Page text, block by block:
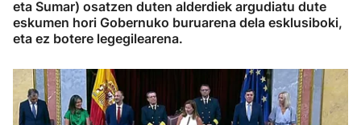
eta Sumar) osatzen duten alderdiek argudiatu dute
eskumen hori Gobernuko buruarena dela esklusiboki,
eta ez botere legegilearena.